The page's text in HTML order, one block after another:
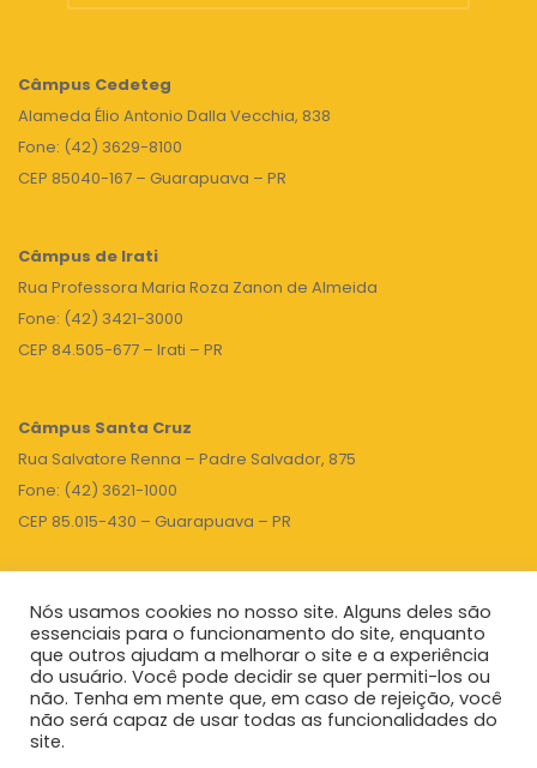
Câmpus Cedeteg
Alameda Élio Antonio Dalla Vecchia, 838
Fone: (42) 3629-8100
CEP 85040-167 – Guarapuava – PR
Câmpus de Irati
Rua Professora Maria Roza Zanon de Almeida
Fone: (42) 3421-3000
CEP 84.505-677 – Irati – PR
Câmpus Santa Cruz
Rua Salvatore Renna – Padre Salvador, 875
Fone: (42) 3621-1000
CEP 85.015-430 – Guarapuava – PR
TOPO
Unicentro |Governo do Paraná|Seti| Agenda do Reitor
Nós usamos cookies no nosso site. Alguns deles são
essenciais para o funcionamento do site, enquanto
que outros ajudam a melhorar o site e a experiência
do usuário. Você pode decidir se quer permiti-los ou
não. Tenha em mente que, em caso de rejeição, você
não será capaz de usar todas as funcionalidades do
site.